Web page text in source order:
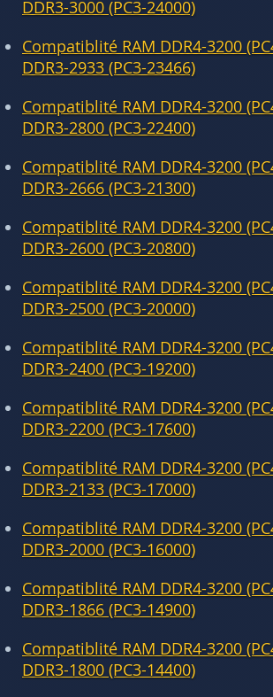
DDR3-3000 (PC3-24000)
Compatiblité RAM DDR4-3200
DDR3-2933 (PC3-23466)
Compatiblité RAM DDR4-3200
DDR3-2800 (PC3-22400)
Compatiblité RAM DDR4-3200
DDR3-2666 (PC3-21300)
Compatiblité RAM DDR4-3200
DDR3-2600 (PC3-20800)
Compatiblité RAM DDR4-3200
DDR3-2500 (PC3-20000)
Compatiblité RAM DDR4-3200
DDR3-2400 (PC3-19200)
Compatiblité RAM DDR4-3200
DDR3-2200 (PC3-17600)
Compatiblité RAM DDR4-3200
DDR3-2133 (PC3-17000)
Compatiblité RAM DDR4-3200
DDR3-2000 (PC3-16000)
Compatiblité RAM DDR4-3200
DDR3-1866 (PC3-14900)
Compatiblité RAM DDR4-3200
DDR3-1800 (PC3-14400)